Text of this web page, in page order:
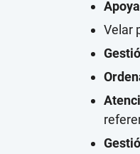
Velar